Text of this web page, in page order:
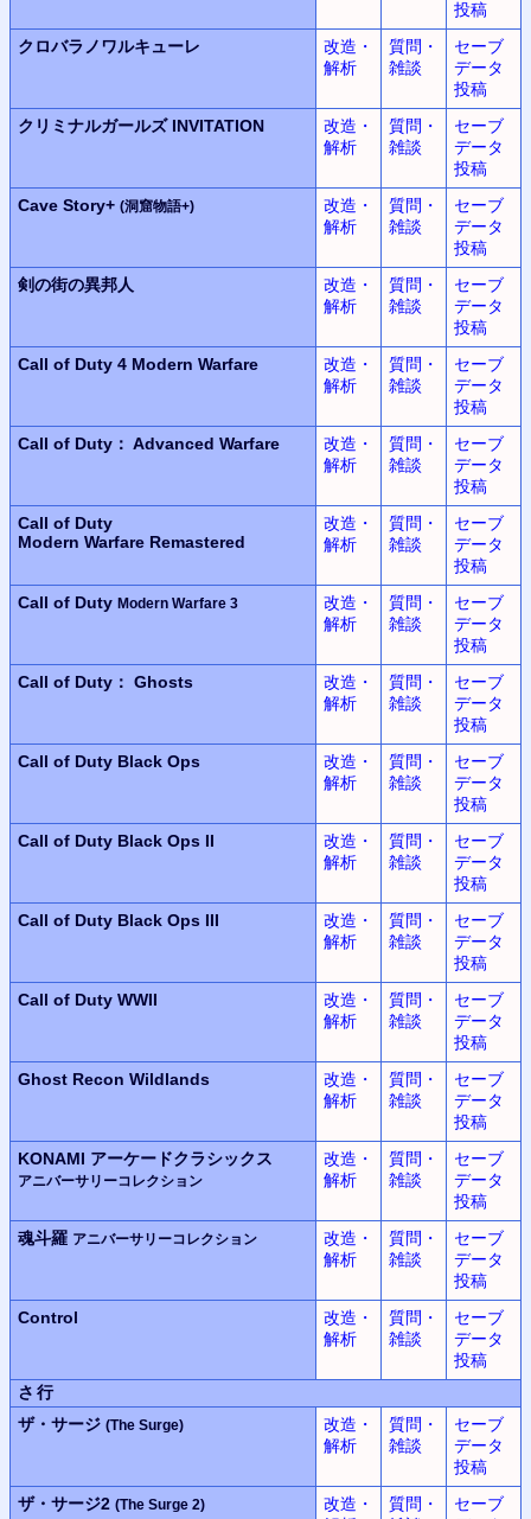
投稿
クロバラノワルキューレ
改造・
解析
質問・
雑談
セーブ
データ
投稿
クリミナルガールズ INVITATION
改造・
解析
質問・
雑談
セーブ
データ
投稿
Cave Story+ (洞窟物語+)
改造・
解析
質問・
雑談
セーブ
データ
投稿
剣の街の異邦人
改造・
解析
質問・
雑談
セーブ
データ
投稿
Call of Duty 4 Modern Warfare
改造・
解析
質問・
雑談
セーブ
データ
投稿
Call of Duty： Advanced Warfare
改造・
解析
質問・
雑談
セーブ
データ
投稿
Call of Duty
Modern Warfare Remastered
改造・
解析
質問・
雑談
セーブ
データ
投稿
Call of Duty Modern Warfare 3
改造・
解析
質問・
雑談
セーブ
データ
投稿
Call of Duty： Ghosts
改造・
解析
質問・
雑談
セーブ
データ
投稿
Call of Duty Black Ops
改造・
解析
質問・
雑談
セーブ
データ
投稿
Call of Duty Black Ops II
改造・
解析
質問・
雑談
セーブ
データ
投稿
Call of Duty Black Ops III
改造・
解析
質問・
雑談
セーブ
データ
投稿
Call of Duty WWII
改造・
解析
質問・
雑談
セーブ
データ
投稿
Ghost Recon Wildlands
改造・
解析
質問・
雑談
セーブ
データ
投稿
KONAMI アーケードクラシックス
アニバーサリーコレクション
改造・
解析
質問・
雑談
セーブ
データ
投稿
魂斗羅 アニバーサリーコレクション
改造・
解析
質問・
雑談
セーブ
データ
投稿
Control
改造・
解析
質問・
雑談
セーブ
データ
投稿
さ行
ザ・サージ (The Surge)
改造・
解析
質問・
雑談
セーブ
データ
投稿
ザ・サージ2 (The Surge 2)
改造・
質問・
セーブ